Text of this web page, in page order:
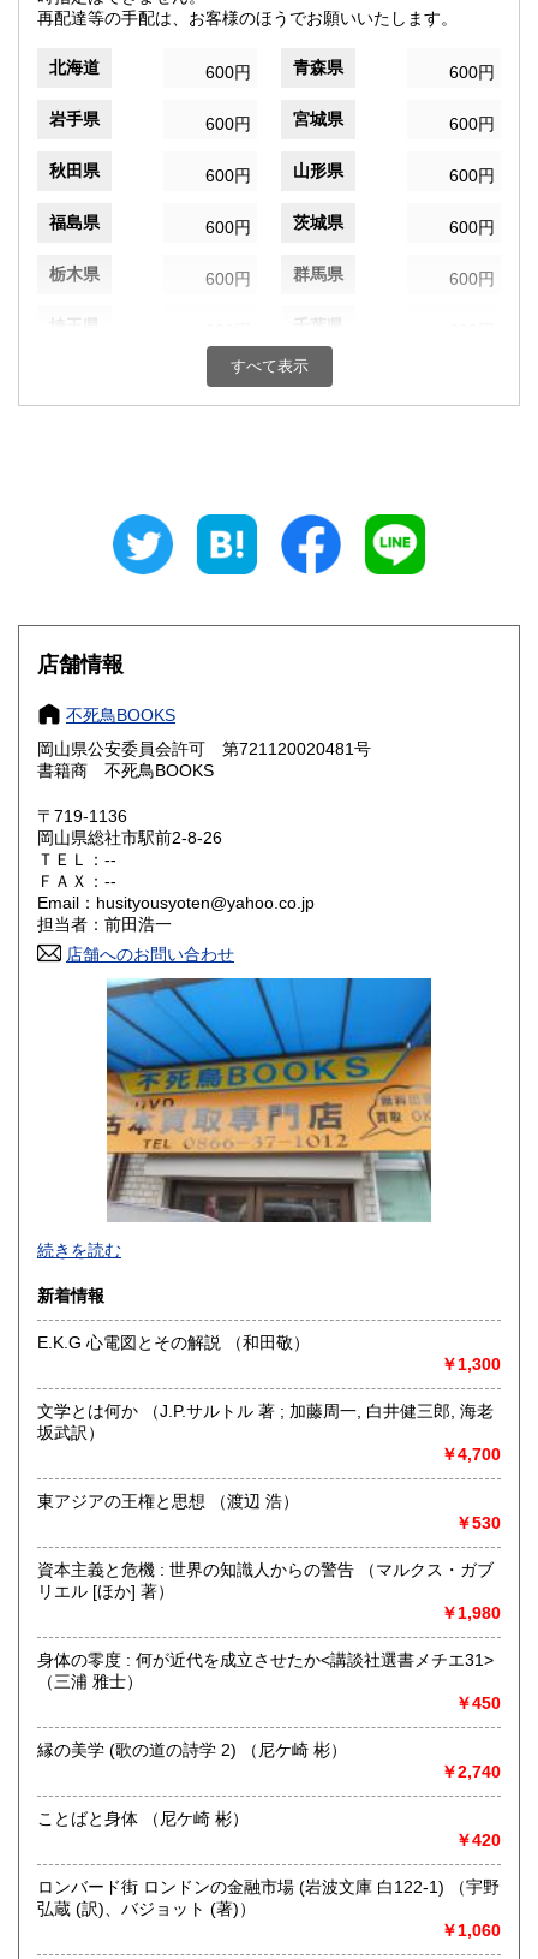
再配達等の手配は、お客様のほうでお願いいたします。
北海道 600円 青森県 600円
岩手県 600円 宮城県 600円
秋田県 600円 山形県 600円
福島県 600円 茨城県 600円
栃木県 600円 群馬県 600円
埼玉県 千葉県
600円 神奈川県
600円 長野県
大阪府 600円 兵庫県
鳥取県 600円
岡山県 600円 広島県
山口県 600円
600円
600円 福岡県
600円 長崎県
600円 大分県
600円 鹿児島県
沖縄県
すべて表示
店舗情報
不死鳥BOOKS
岡山県公安委員会許可 第721120020481号
書籍商 不死鳥BOOKS
〒719-1136
岡山県総社市駅前2-8-26
ＴＥＬ：--
ＦＡＸ：--
Email：husityousyoten@yahoo.co.jp
担当者：前田浩一
店舗へのお問い合わせ
不死鳥BOOKSでは、書籍だけでなくCD、DVD、レコード、
ゲーム、おもちゃ、骨董品まであらゆるものの買い取りがで
にお問い合わせください。出張費は、無料です。
沿線名：伯備線・桃太郎線(吉備線)
営業時間：9時から17時
定休日：年中無休
不死鳥BOOKSでは、書籍だけでなくCD、DVD、レコード、
ゲーム、おもちゃ、骨董品まであらゆるものの買い取りがで
にお問い合わせください。出張費は、無料です。
哲学宗教、歴史、社会科学、自然科学、美術工芸、趣味、外
国書、サブカルチャー、古書一般（その他）
オールジャンル
続きを読む
新着情報
E.K.G 心電図とその解説 （和田敬）
￥1,300
文学とは何か （J.P.サルトル 著 ; 加藤周一, 白井健三郎, 海老
坂武訳）
￥4,700
東アジアの王権と思想 （渡辺 浩）
￥530
資本主義と危機 : 世界の知識人からの警告 （マルクス・ガブ
リエル [ほか] 著）
￥1,980
身体の零度 : 何が近代を成立させたか<講談社選書メチエ31>
（三浦 雅士）
￥450
縁の美学 (歌の道の詩学 2) （尼ケ崎 彬）
￥2,740
ことばと身体 （尼ケ崎 彬）
￥420
ロンバード街 ロンドンの金融市場 (岩波文庫 白122-1) （宇野
弘蔵 (訳)、バジョット (著)）
￥1,060